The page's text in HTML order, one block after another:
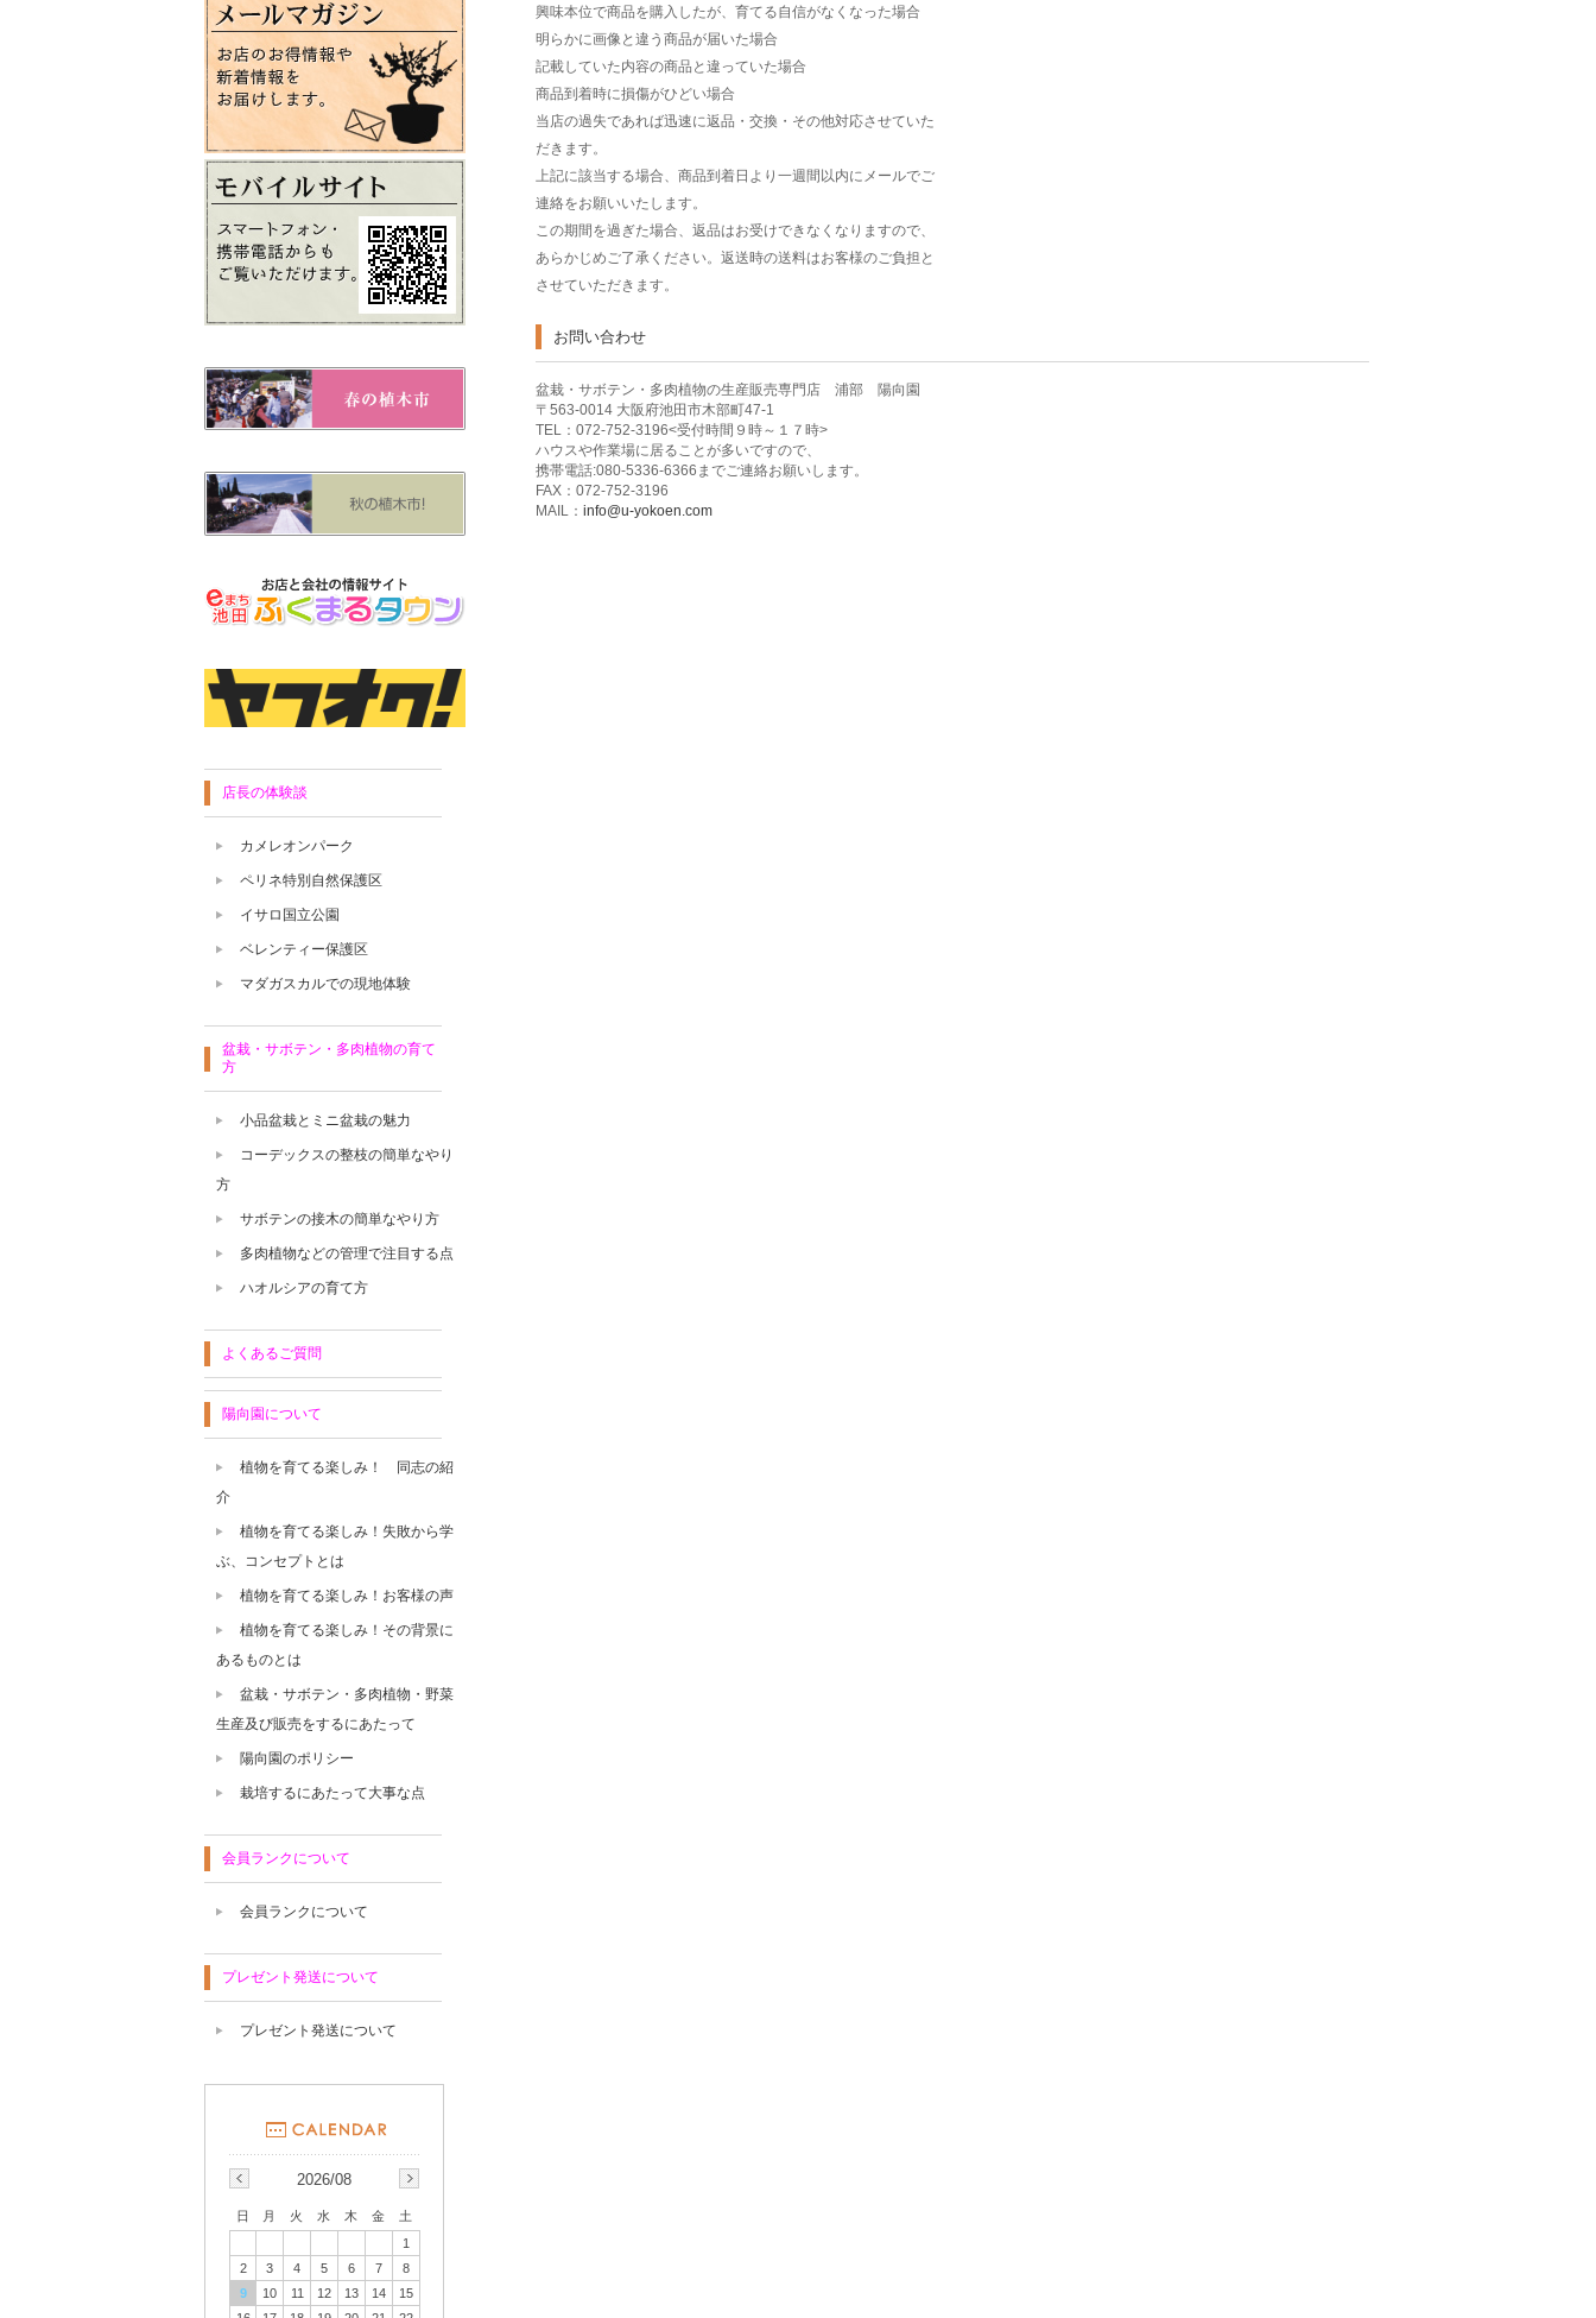
興味本位で商品を購入したが、育てる自信がなくなった場合
明らかに画像と違う商品が届いた場合
記載していた内容の商品と違っていた場合
商品到着時に損傷がひどい場合
当店の過失であれば迅速に返品・交換・その他対応させていた
だきます。
上記に該当する場合、商品到着日より一週間以内にメールでご
連絡をお願いいたします。
この期間を過ぎた場合、返品はお受けできなくなりますので、
あらかじめご了承ください。返送時の送料はお客様のご負担と
させていただきます。
お問い合わせ
盆栽・サボテン・多肉植物の生産販売専門店 浦部 陽向園
〒563-0014 大阪府池田市木部町47-1
TEL：072-752-3196<受付時間９時～１７時>
ハウスや作業場に居ることが多いですので、
携帯電話:080-5336-6366までご連絡お願いします。
FAX：072-752-3196
MAIL： info@u-yokoen.com
店長の体験談
カメレオンパーク
ペリネ特別自然保護区
イサロ国立公園
ベレンティー保護区
マダガスカルでの現地体験
盆栽・サボテン・多肉植物の育て
方
小品盆栽とミニ盆栽の魅力
コーデックスの整枝の簡単なやり
方
サボテンの接木の簡単なやり方
多肉植物などの管理で注目する点
ハオルシアの育て方
よくあるご質問
陽向園について
植物を育てる楽しみ！ 同志の紹
介
植物を育てる楽しみ！失敗から学
ぶ、コンセプトとは
植物を育てる楽しみ！お客様の声
植物を育てる楽しみ！その背景に
あるものとは
盆栽・サボテン・多肉植物・野菜
生産及び販売をするにあたって
陽向園のポリシー
栽培するにあたって大事な点
会員ランクについて
会員ランクについて
プレゼント発送について
プレゼント発送について
2026/08
日 月 火 水 木 金
土
1
2
3 4 5 6 7
8
9
10 11 12 13 14
15